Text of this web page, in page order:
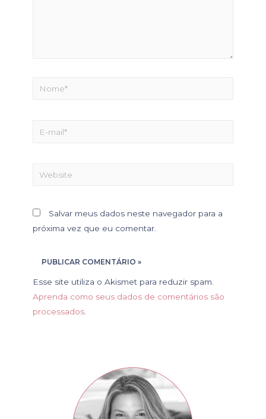
Salvar meus dados neste navegador para a
próxima vez que eu comentar.
Esse site utiliza o Akismet para reduzir spam.
Aprenda como seus dados de comentários são
processados.